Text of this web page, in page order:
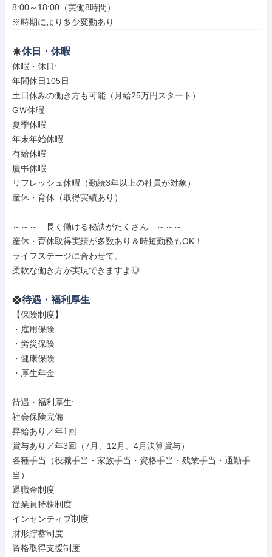
8:00～18:00（実働8時間）
※時期により多少変動あり
休日・休暇
休暇・休日:
年間休日105日
土日休みの働き方も可能（月給25万円スタート）
GＷ休暇
夏季休暇
年末年始休暇
有給休暇
慶弔休暇
リフレッシュ休暇（勤続3年以上の社員が対象）
産休・育休（取得実績あり）
～～～　長く働ける秘訣がたくさん　～～～
産休・育休取得実績が多数あり＆時短勤務もOK！
ライフステージに合わせて、
柔軟な働き方が実現できますよ◎
待遇・福利厚生
【保険制度】
・雇用保険
・労災保険
・健康保険
・厚生年金
待遇・福利厚生:
社会保険完備
昇給あり／年1回
賞与あり／年3回（7月、12月、4月決算賞与）
各種手当（役職手当・家族手当・資格手当・残業手当・通勤手
当）
退職金制度
従業員持株制度
インセンティブ制度
財形貯蓄制度
資格取得支援制度